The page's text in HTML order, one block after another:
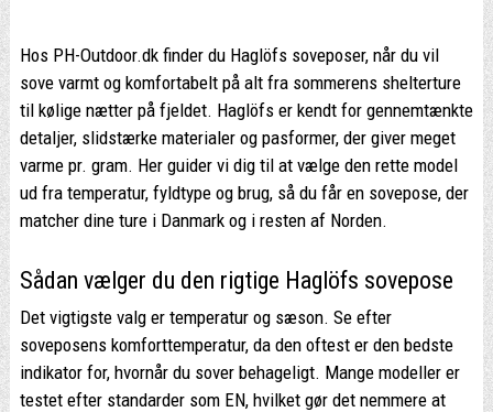
Hos PH-Outdoor.dk finder du Haglöfs soveposer, når du vil
sove varmt og komfortabelt på alt fra sommerens shelterture
til kølige nætter på fjeldet. Haglöfs er kendt for gennemtænkte
detaljer, slidstærke materialer og pasformer, der giver meget
varme pr. gram. Her guider vi dig til at vælge den rette model
ud fra temperatur, fyldtype og brug, så du får en sovepose, der
matcher dine ture i Danmark og i resten af Norden.
Sådan vælger du den rigtige Haglöfs sovepose
Det vigtigste valg er temperatur og sæson. Se efter
soveposens komforttemperatur, da den oftest er den bedste
indikator for, hvornår du sover behageligt. Mange modeller er
testet efter standarder som EN, hvilket gør det nemmere at